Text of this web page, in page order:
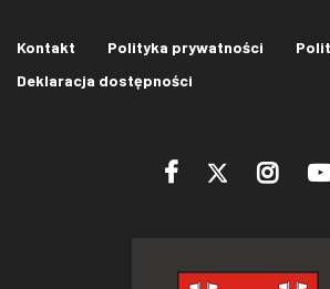
Kontakt Polityka prywatności
Deklaracja dostępności